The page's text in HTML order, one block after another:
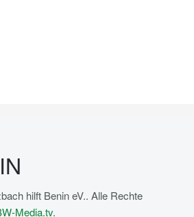
hilft Benin eV.. Alle Rechte
Media.tv.